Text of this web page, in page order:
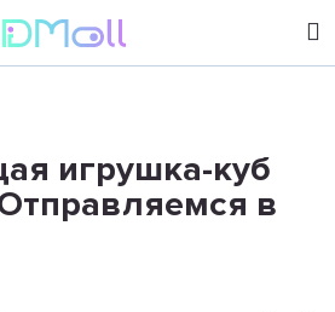
игрушка-куб
в